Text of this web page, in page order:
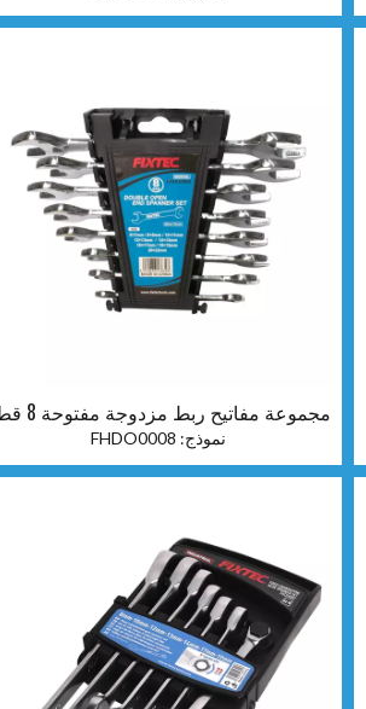
مجموعة مفاتيح ربط مزدوجة مفتوحة 8 قطع
نموذج: FHDO0008